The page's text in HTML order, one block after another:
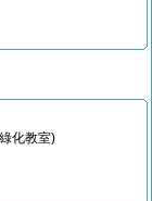
化教室)